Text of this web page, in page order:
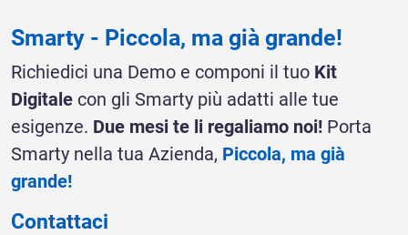
Smarty - Piccola, ma già grande!
Richiedici una Demo e componi il tuo Kit
Digitale con gli Smarty più adatti alle tue
esigenze. Due mesi te li regaliamo noi! Porta
Smarty nella tua Azienda, Piccola, ma già
grande!
Contattaci